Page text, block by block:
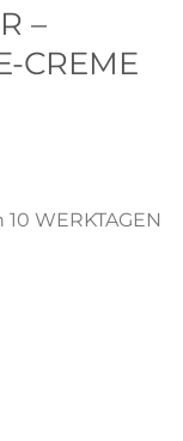
–
CREME
10 WERKTAGEN
Menge